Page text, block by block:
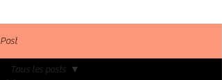
Post
Tous les posts